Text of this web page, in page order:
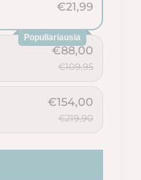
€21,99
Populiariausia
€88,00
€109,95
€154,00
€219,90